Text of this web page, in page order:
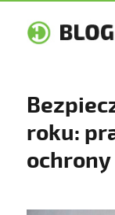
roku: